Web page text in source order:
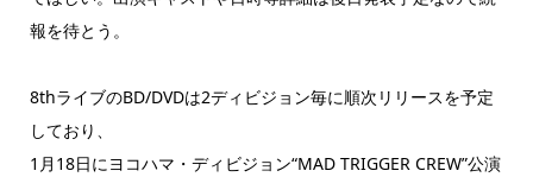
報を待とう。
8thライブのBD/DVDは2ディビジョン毎に順次リリースを予定
しており、
1月18日にヨコハマ・ディビジョン“MAD TRIGGER CREW”公演